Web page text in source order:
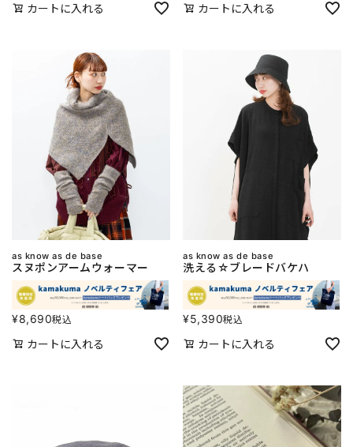
カートに入れる カートに入れる
as know as de base
スヌポンアームウォーマー
¥8,690税込
カートに入れる
as know as de base
洗える☆ブレードバケハ
¥5,390税込
カートに入れる